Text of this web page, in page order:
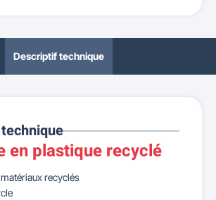
Descriptif technique
en plastique recyclé
recyclés